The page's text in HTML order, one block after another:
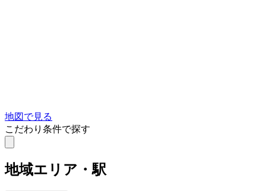
地図で見る
こだわり条件で探す
地域エリア・駅